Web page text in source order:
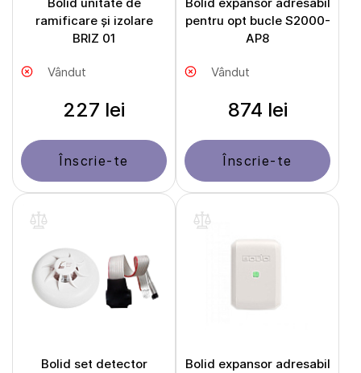
ramificare și izolare
BRIZ 01
Vândut
227 lei
Înscrie-te
pentru opt bucle S2000-
AP8
Vândut
874 lei
Înscrie-te
Bolid set detector
Bolid expansor adresabil